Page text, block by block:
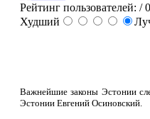
Рейтинг пользователей: / 0
Худший
Важнейшие законы Эстонии
Эстонии Евгений Осиновский.